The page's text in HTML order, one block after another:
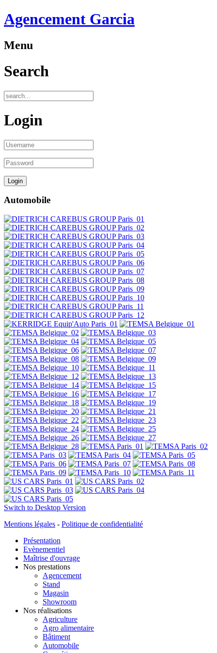
Agencement Garcia
Menu
Search
Login
Automobile
Switch to Desktop Version
Mentions légales - Politique de confidentialité
Présentation
Evènementiel
Maîtrise d'ouvrage
Nos prestations
Agencement
Stand
Magasin
Showroom
Nos réalisations
Agriculture
Agro alimentaire
Bâtiment
Automobile